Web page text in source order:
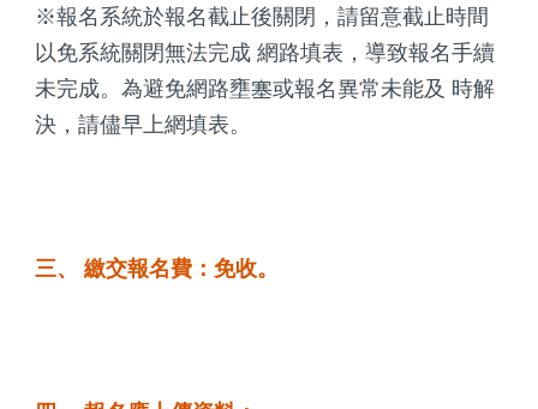
※報名系統於報名截止後關閉，請留意截止時間
以免系統關閉無法完成 網路填表，導致報名手續
未完成。為避免網路壅塞或報名異常未能及 時解
決，請儘早上網填表。
三、 繳交報名費：免收。